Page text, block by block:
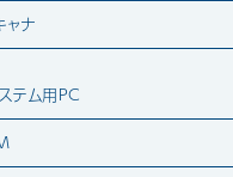
ャナ
テム用PC